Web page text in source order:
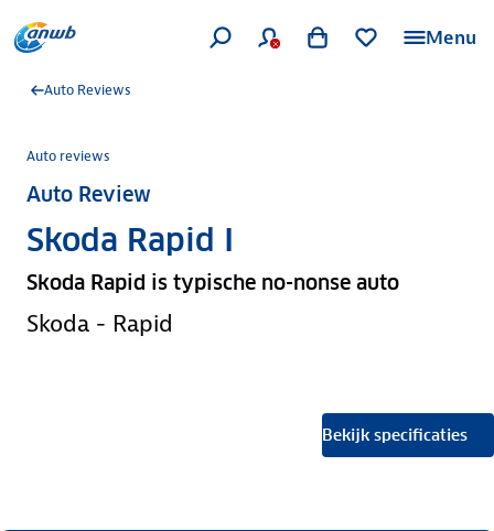
Menu
Auto Reviews
Auto reviews
Auto Review
Skoda Rapid I
Skoda Rapid is typische no-nonse auto
Skoda - Rapid
Bekijk specificaties